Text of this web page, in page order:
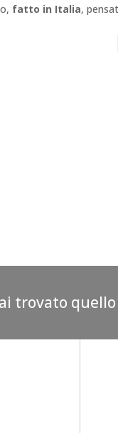
fatto in Italia,
trovato quello